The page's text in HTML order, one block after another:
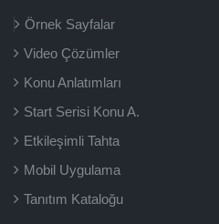
Örnek Sayfalar
Video Çözümler
Konu Anlatımları
Start Serisi Konu A.
Etkileşimli Tahta
Mobil Uygulama
Tanıtım Kataloğu